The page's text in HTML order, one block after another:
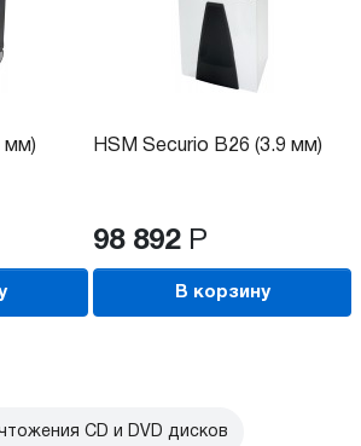
мм) HSM Securio B26 (3.9 мм)
98 892 Р
В корзину
CD и DVD дисков